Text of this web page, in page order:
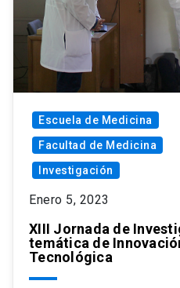
Escuela de Medicina
Facultad de Medicina
Investigación
Enero 5, 2023
XIII Jornada de
temática de
Tecnológica